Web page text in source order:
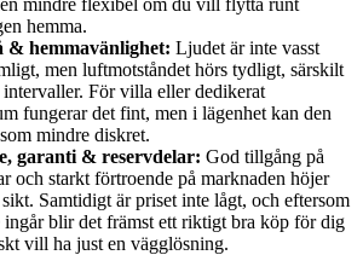
hemma.
hemmavänlighet: Ljudet är inte vasst
men luftmotståndet hörs tydligt, särskilt
För villa eller dedikerat
fungerar det fint, men i lägenhet kan den
mindre diskret.
garanti & reservdelar: God tillgång på
och starkt förtroende på marknaden höjer
Samtidigt är priset inte lågt, och eftersom
ingår blir det främst ett riktigt bra köp för dig
vill ha just en vägglösning.